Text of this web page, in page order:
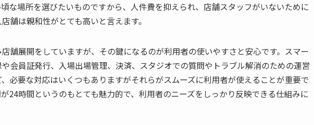
な場所を選びたいものですから、人件費を抑えられ、店舗スタッフがいないために
舗は親和性がとても高いと言えます。
舗展開をしていますが、その鍵になるのが利用者の使いやすさと安心です。スマー
会員証発行、入場出場管理、決済、スタジオでの質問やトラブル解消のための運営
必要な対応はいくつもありますがそれらがスムーズに利用者が使えることが重要で
24時間というのもとても魅力的で、利用者のニーズをしっかり反映できる仕組みに